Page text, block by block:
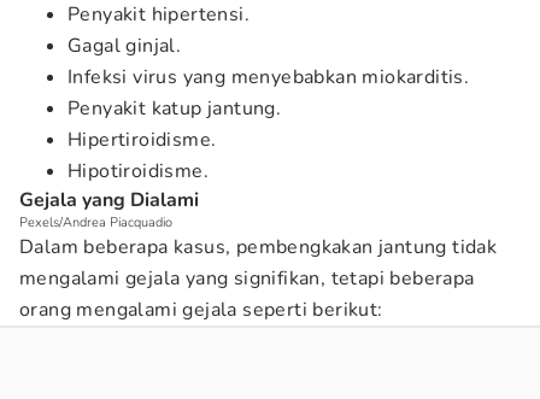
Penyakit hipertensi.
Gagal ginjal.
Infeksi virus yang menyebabkan miokarditis.
Penyakit katup jantung.
Hipertiroidisme.
Hipotiroidisme.
Gejala yang Dialami
Pexels/Andrea Piacquadio
Dalam beberapa kasus, pembengkakan jantung tidak
mengalami gejala yang signifikan, tetapi beberapa
orang mengalami gejala seperti berikut: